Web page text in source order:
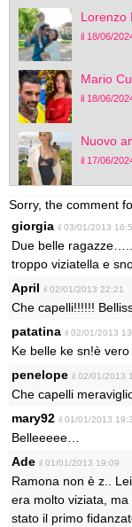
Lorenzo
il 18/06/
Mario
il 18/06/
Nuovo
il 17/06/
Sorry, the comment
giorgia il 03/01/2013
Due belle
troppo viziatella e
April il 02/01/2013 22:21
Che capelli!!!!!!
patatina il 02/01/2013
Ke belle ke sn!è
penelope il 02/01/2013
Che capelli
mary92 il 01/01/2013
Belleeeee…
Ade il 01/01/2013 19:09
Ramona non è z..
era molto viziata,
stato il primo